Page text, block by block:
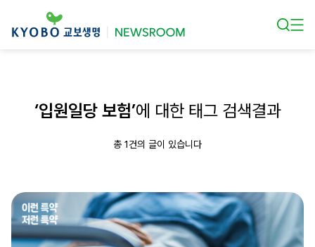
‘입원일당 보험’에 대한 태그 검색결과
총 1건의 글이 있습니다